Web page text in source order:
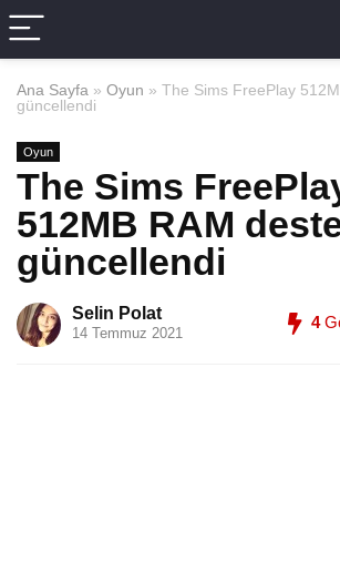
Ana Sayfa » Oyun » The Sims FreePlay
güncellendi
Oyun
The Sims
512MB RAM
güncellendi
Selin Polat
14 Temmuz 2021
4